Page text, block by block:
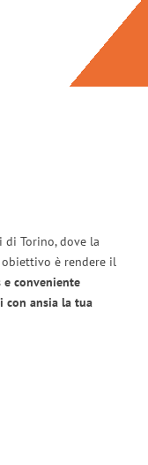
di Torino, dove la
è rendere il
conveniente
con ansia la tua